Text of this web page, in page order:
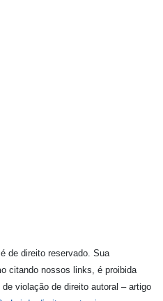
de direito reservado. Sua
citando nossos links, é proibida
violação de direito autoral – artigo